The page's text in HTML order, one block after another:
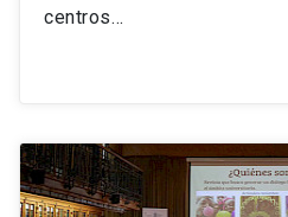
Padres y familia
centros…